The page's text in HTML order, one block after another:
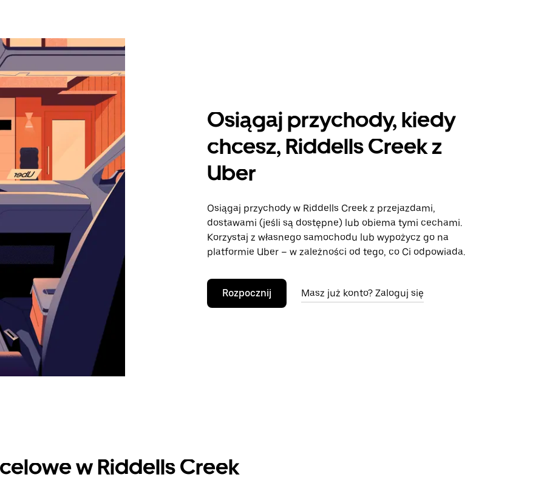
Osiągaj przychody, kiedy
chcesz, Riddells Creek z
Uber
Osiągaj przychody w Riddells Creek z przejazdami,
dostawami (jeśli są dostępne) lub obiema tymi cechami.
Korzystaj z własnego samochodu lub wypożycz go na
platformie Uber – w zależności od tego, co Ci odpowiada.
Rozpocznij Masz już konto? Zaloguj się
w Riddells Creek